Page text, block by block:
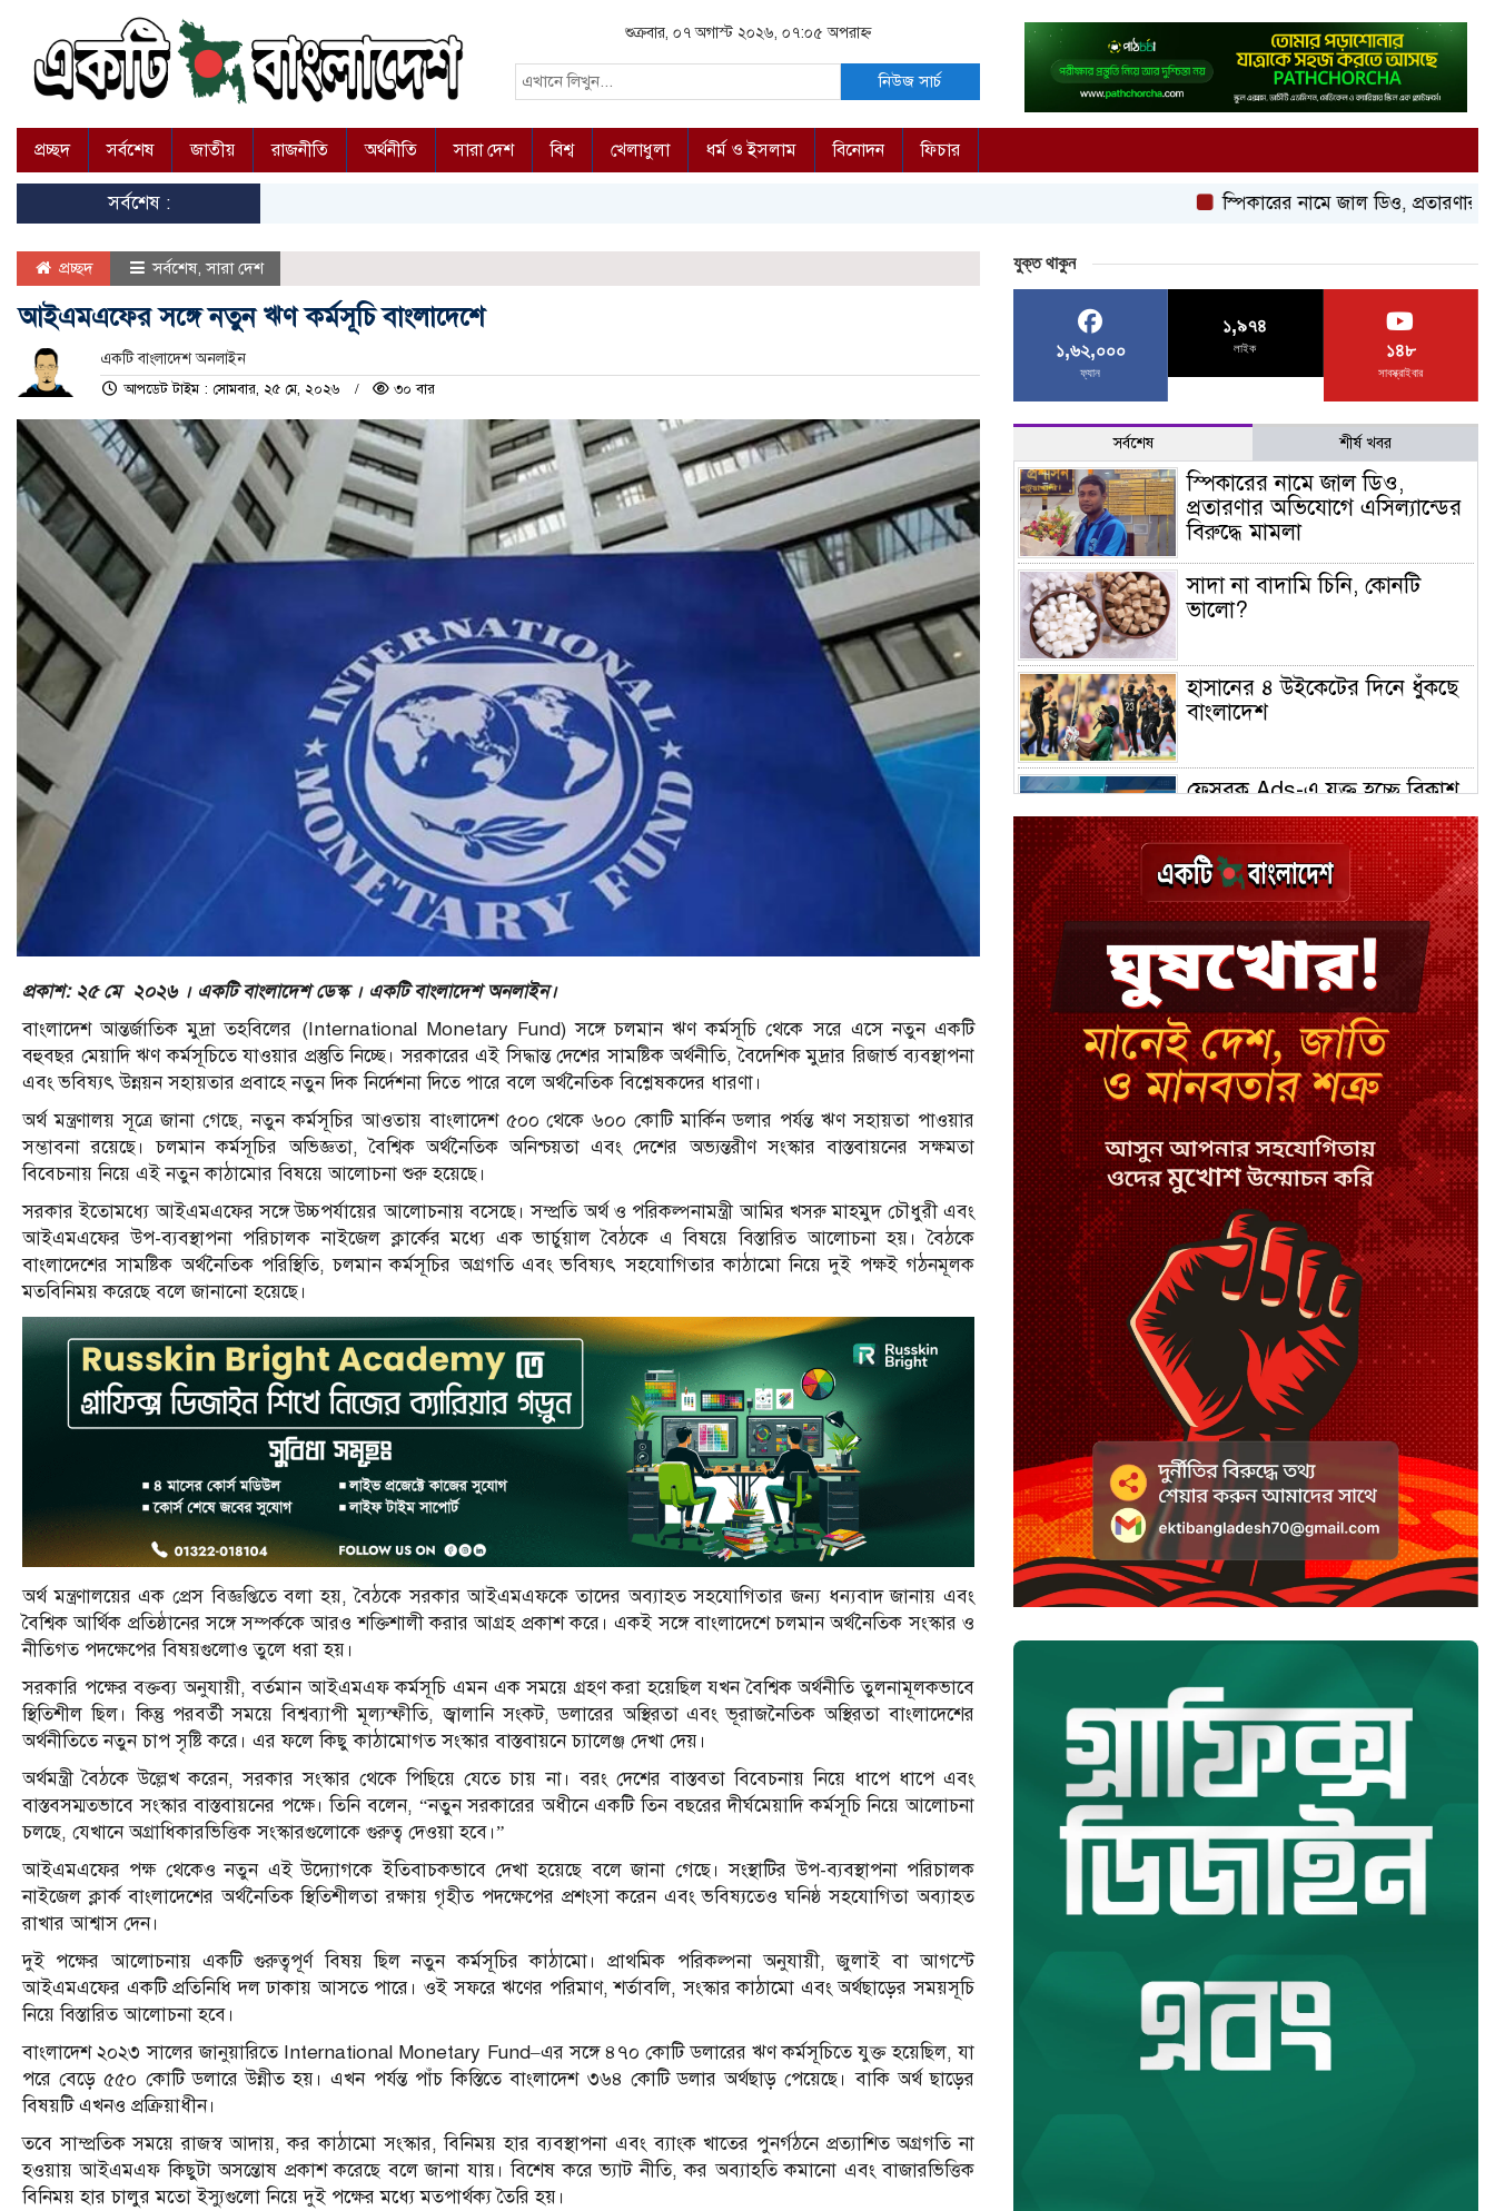
শুক্রবার, ০৭ অগাস্ট ২০২৬, ০৭:০৫ অপরাহ্ন
নিউজ সার্চ
প্রচ্ছদ সর্বশেষ জাতীয় রাজনীতি অর্থনীতি সারা দেশ বিশ্ব খেলাধুলা ধর্ম ও ইসলাম বিনোদন ফিচার
সর্বশেষ : স্পিকারের নামে জাল ডিও, প্রতারণার অভিযোগে
প্রচ্ছদ সর্বশেষ,সারা দেশ
আইএমএফের সঙ্গে নতুন ঋণ কর্মসূচি বাংলাদেশে
একটি বাংলাদেশ অনলাইন
আপডেট টাইম : সোমবার, ২৫ মে, ২০২৬ ৩০ বার
প্রকাশ: ২৫ মে ২০২৬ । একটি বাংলাদেশ ডেস্ক । একটি বাংলাদেশ অনলাইন।
বাংলাদেশ আন্তর্জাতিক মুদ্রা তহবিলের (International Monetary Fund) সঙ্গে চলমান ঋণ কর্মসূচি থেকে সরে এসে নতুন একটি
বহুবছর মেয়াদি ঋণ কর্মসূচিতে যাওয়ার প্রস্তুতি নিচ্ছে। সরকারের এই সিদ্ধান্ত দেশের সামষ্টিক অর্থনীতি, বৈদেশিক মুদ্রার রিজার্ভ ব্যবস্থাপনা
এবং ভবিষ্যৎ উন্নয়ন সহায়তার প্রবাহে নতুন দিক নির্দেশনা দিতে পারে বলে অর্থনৈতিক বিশ্লেষকদের ধারণা।
অর্থ মন্ত্রণালয় সূত্রে জানা গেছে, নতুন কর্মসূচির আওতায় বাংলাদেশ ৫০০ থেকে ৬০০ কোটি মার্কিন ডলার পর্যন্ত ঋণ সহায়তা পাওয়ার
সম্ভাবনা রয়েছে। চলমান কর্মসূচির অভিজ্ঞতা, বৈশ্বিক অর্থনৈতিক অনিশ্চয়তা এবং দেশের অভ্যন্তরীণ সংস্কার বাস্তবায়নের সক্ষমতা
বিবেচনায় নিয়ে এই নতুন কাঠামোর বিষয়ে আলোচনা শুরু হয়েছে।
সরকার ইতোমধ্যে আইএমএফের সঙ্গে উচ্চপর্যায়ের আলোচনায় বসেছে। সম্প্রতি অর্থ ও পরিকল্পনামন্ত্রী আমির খসরু মাহমুদ চৌধুরী এবং
আইএমএফের উপ-ব্যবস্থাপনা পরিচালক নাইজেল ক্লার্কের মধ্যে এক ভার্চুয়াল বৈঠকে এ বিষয়ে বিস্তারিত আলোচনা হয়। বৈঠকে
বাংলাদেশের সামষ্টিক অর্থনৈতিক পরিস্থিতি, চলমান কর্মসূচির অগ্রগতি এবং ভবিষ্যৎ সহযোগিতার কাঠামো নিয়ে দুই পক্ষই গঠনমূলক
মতবিনিময় করেছে বলে জানানো হয়েছে।
অর্থ মন্ত্রণালয়ের এক প্রেস বিজ্ঞপ্তিতে বলা হয়, বৈঠকে সরকার আইএমএফকে তাদের অব্যাহত সহযোগিতার জন্য ধন্যবাদ জানায় এবং
বৈশ্বিক আর্থিক প্রতিষ্ঠানের সঙ্গে সম্পর্ককে আরও শক্তিশালী করার আগ্রহ প্রকাশ করে। একই সঙ্গে বাংলাদেশে চলমান অর্থনৈতিক সংস্কার ও
নীতিগত পদক্ষেপের বিষয়গুলোও তুলে ধরা হয়।
সরকারি পক্ষের বক্তব্য অনুযায়ী, বর্তমান আইএমএফ কর্মসূচি এমন এক সময়ে গ্রহণ করা হয়েছিল যখন বৈশ্বিক অর্থনীতি তুলনামূলকভাবে
স্থিতিশীল ছিল। কিন্তু পরবর্তী সময়ে বিশ্বব্যাপী মূল্যস্ফীতি, জ্বালানি সংকট, ডলারের অস্থিরতা এবং ভূরাজনৈতিক অস্থিরতা বাংলাদেশের
অর্থনীতিতে নতুন চাপ সৃষ্টি করে। এর ফলে কিছু কাঠামোগত সংস্কার বাস্তবায়নে চ্যালেঞ্জ দেখা দেয়।
অর্থমন্ত্রী বৈঠকে উল্লেখ করেন, সরকার সংস্কার থেকে পিছিয়ে যেতে চায় না। বরং দেশের বাস্তবতা বিবেচনায় নিয়ে ধাপে ধাপে এবং
বাস্তবসম্মতভাবে সংস্কার বাস্তবায়নের পক্ষে। তিনি বলেন, “নতুন সরকারের অধীনে একটি তিন বছরের দীর্ঘমেয়াদি কর্মসূচি নিয়ে আলোচনা
চলছে, যেখানে অগ্রাধিকারভিত্তিক সংস্কারগুলোকে গুরুত্ব দেওয়া হবে।”
আইএমএফের পক্ষ থেকেও নতুন এই উদ্যোগকে ইতিবাচকভাবে দেখা হয়েছে বলে জানা গেছে। সংস্থাটির উপ-ব্যবস্থাপনা পরিচালক
নাইজেল ক্লার্ক বাংলাদেশের অর্থনৈতিক স্থিতিশীলতা রক্ষায় গৃহীত পদক্ষেপের প্রশংসা করেন এবং ভবিষ্যতেও ঘনিষ্ঠ সহযোগিতা অব্যাহত
রাখার আশ্বাস দেন।
দুই পক্ষের আলোচনায় একটি গুরুত্বপূর্ণ বিষয় ছিল নতুন কর্মসূচির কাঠামো। প্রাথমিক পরিকল্পনা অনুযায়ী, জুলাই বা আগস্টে
আইএমএফের একটি প্রতিনিধি দল ঢাকায় আসতে পারে। ওই সফরে ঋণের পরিমাণ, শর্তাবলি, সংস্কার কাঠামো এবং অর্থছাড়ের সময়সূচি
নিয়ে বিস্তারিত আলোচনা হবে।
বাংলাদেশ ২০২৩ সালের জানুয়ারিতে International Monetary Fund–এর সঙ্গে ৪৭০ কোটি ডলারের ঋণ কর্মসূচিতে যুক্ত হয়েছিল, যা
পরে বেড়ে ৫৫০ কোটি ডলারে উন্নীত হয়। এখন পর্যন্ত পাঁচ কিস্তিতে বাংলাদেশ ৩৬৪ কোটি ডলার অর্থছাড় পেয়েছে। বাকি অর্থ ছাড়ের
বিষয়টি এখনও প্রক্রিয়াধীন।
তবে সাম্প্রতিক সময়ে রাজস্ব আদায়, কর কাঠামো সংস্কার, বিনিময় হার ব্যবস্থাপনা এবং ব্যাংক খাতের পুনর্গঠনে প্রত্যাশিত অগ্রগতি না
হওয়ায় আইএমএফ কিছুটা অসন্তোষ প্রকাশ করেছে বলে জানা যায়। বিশেষ করে ভ্যাট নীতি, কর অব্যাহতি কমানো এবং বাজারভিত্তিক
বিনিময় হার চালুর মতো ইস্যুগুলো নিয়ে দুই পক্ষের মধ্যে মতপার্থক্য তৈরি হয়।
যুক্ত থাকুন
১,৬২,০০০
ফ্যান
১,৯৭৪
লাইক ১৪৮
সাবস্ক্রাইবার
সর্বশেষ শীর্ষ খবর
স্পিকারের নামে জাল ডিও,
প্রতারণার অভিযোগে এসিল্যান্ডের
বিরুদ্ধে মামলা
সাদা না বাদামি চিনি, কোনটি
ভালো?
হাসানের ৪ উইকেটের দিনে ধুঁকছে
বাংলাদেশ
ফেসবুক Ads-এ যুক্ত হচ্ছে বিকাশ
পেমেন্ট
বিয়ে ভাঙার গুঞ্জনে মুখ খুললেন
রণজয়
কেন লিভারপুল ছেড়ে তুরস্কের ক্লাবে
সালাহ
কপিল শর্মার অডিশনে বাদ পড়ার
সেই গল্প
যুক্তরাজ্যে সামাজিকমাধ্যমের
কারফিউ মানছে না কিশোররা
কটাক্ষ আর বিদ্রূপে জমে উঠেছে
ভ্যান্সের রাজনীতি
সৌদি আরবে হুতি হামলায় শিশুসহ
আহত ১১